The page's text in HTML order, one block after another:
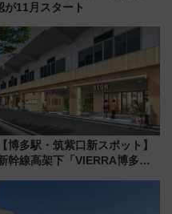
が11月スタート
【博多駅・筑紫口新スポット】
幹線高架下「VIERRA博多テ
り」も一新